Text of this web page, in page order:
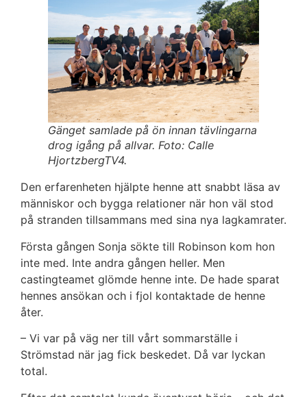
Gänget samlade på ön innan tävlingarna
drog igång på allvar. Foto: Calle
HjortzbergTV4.
Den erfarenheten hjälpte henne att snabbt läsa av
människor och bygga relationer när hon väl stod
på stranden tillsammans med sina nya lagkamrater.
Första gången Sonja sökte till Robinson kom hon
inte med. Inte andra gången heller. Men
castingteamet glömde henne inte. De hade sparat
hennes ansökan och i fjol kontaktade de henne
åter.
– Vi var på väg ner till vårt sommarställe i
Strömstad när jag fick beskedet. Då var lyckan
total.